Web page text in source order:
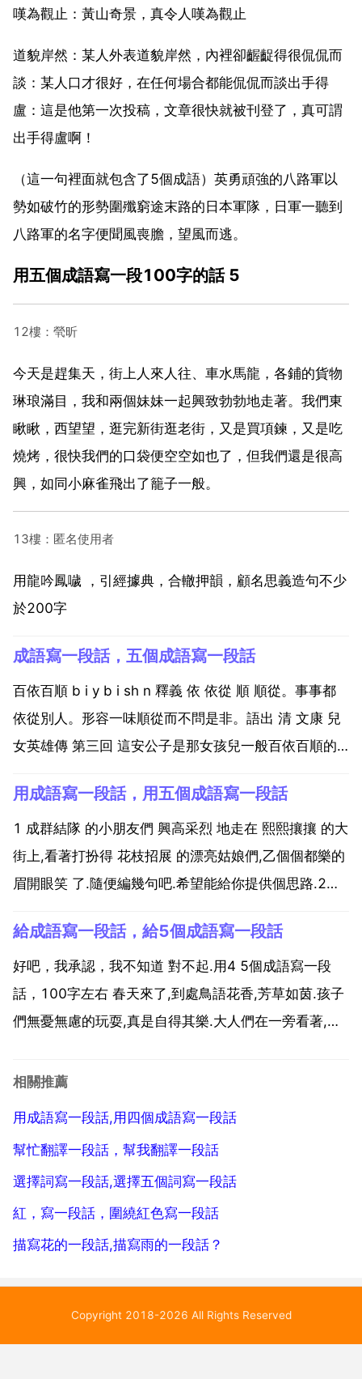
嘆為觀止：黃山奇景，真令人嘆為觀止
道貌岸然：某人外表道貌岸然，內裡卻齷齪得很侃侃而
談：某人口才很好，在任何場合都能侃侃而談出手得
盧：這是他第一次投稿，文章很快就被刊登了，真可謂
出手得盧啊！
（這一句裡面就包含了5個成語）英勇頑強的八路軍以
勢如破竹的形勢圍殲窮途末路的日本軍隊，日軍一聽到
八路軍的名字便聞風喪膽，望風而逃。
用五個成語寫一段100字的話 5
12樓：煢昕
今天是趕集天，街上人來人往、車水馬龍，各鋪的貨物
琳琅滿目，我和兩個妹妹一起興致勃勃地走著。我們東
瞅瞅，西望望，逛完新街逛老街，又是買項鍊，又是吃
燒烤，很快我們的口袋便空空如也了，但我們還是很高
興，如同小麻雀飛出了籠子一般。
13樓：匿名使用者
用龍吟鳳噦 ，引經據典，合轍押韻，顧名思義造句不少
於200字
成語寫一段話，五個成語寫一段話
百依百順 b i y b i sh n 釋義 依 依從 順 順從。事事都
依從別人。形容一味順從而不問是非。語出 清 文康 兒
女英雄傳 第三回 這安公子是那女孩兒一般百依百順的
聽計從 千隨百順 唯命是聽 反義 我行我素 剛愎自用 毫
不遷就...
用成語寫一段話，用五個成語寫一段話
1 成群結隊 的小朋友們 興高采烈 地走在 熙熙攘攘 的大
街上,看著打扮得 花枝招展 的漂亮姑娘們,乙個個都樂的
眉開眼笑 了.隨便編幾句吧.希望能給你提供個思路.2項
軍，竟然全軍覆沒了。是那五個？隨便嗎 第一組。割臂
之交 下里巴人 陽春白雪 杯弓蛇...
給成語寫一段話，給5個成語寫一段話
好吧，我承認，我不知道 對不起.用4 5個成語寫一段
話，100字左右 春天來了,到處鳥語花香,芳草如茵.孩子
們無憂無慮的玩耍,真是自得其樂.大人們在一旁看著,彷
片生機勃勃的景象.春雨不知什麼時候下了起來,孩子們
相關推薦
用成語寫一段話,用四個成語寫一段話
幫忙翻譯一段話，幫我翻譯一段話
選擇詞寫一段話,選擇五個詞寫一段話
紅，寫一段話，圍繞紅色寫一段話
描寫花的一段話,描寫雨的一段話？
Copyright 2018-2026 All Rights Reserved